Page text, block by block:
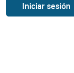
Iniciar sesión